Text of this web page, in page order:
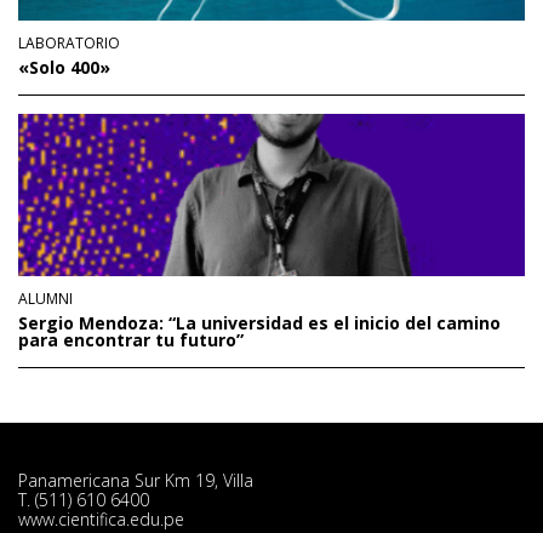
LABORATORIO
«Solo 400»
ALUMNI
Sergio Mendoza: “La universidad es el inicio del camino
para encontrar tu futuro”
Panamericana Sur Km 19, Villa
T. (511) 610 6400
www.cientifica.edu.pe